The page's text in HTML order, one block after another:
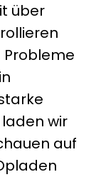
über
Probleme
wir
auf